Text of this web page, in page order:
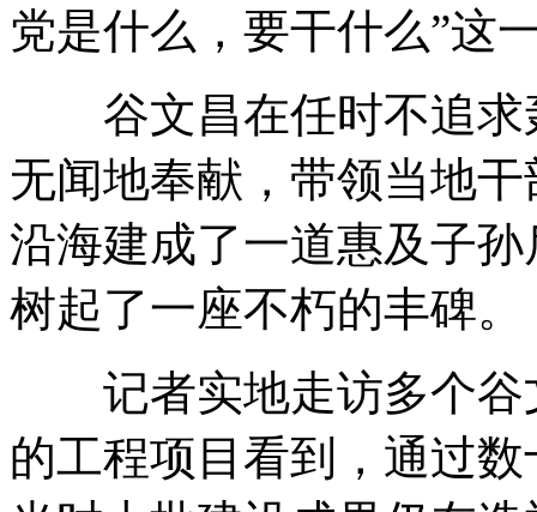
党是什么，要干什么”这
谷文昌在任时不追求
无闻地奉献，带领当地
沿海建成了一道惠及子
树起了一座不朽的丰碑。
记者实地走访多个谷
的工程项目看到，通过